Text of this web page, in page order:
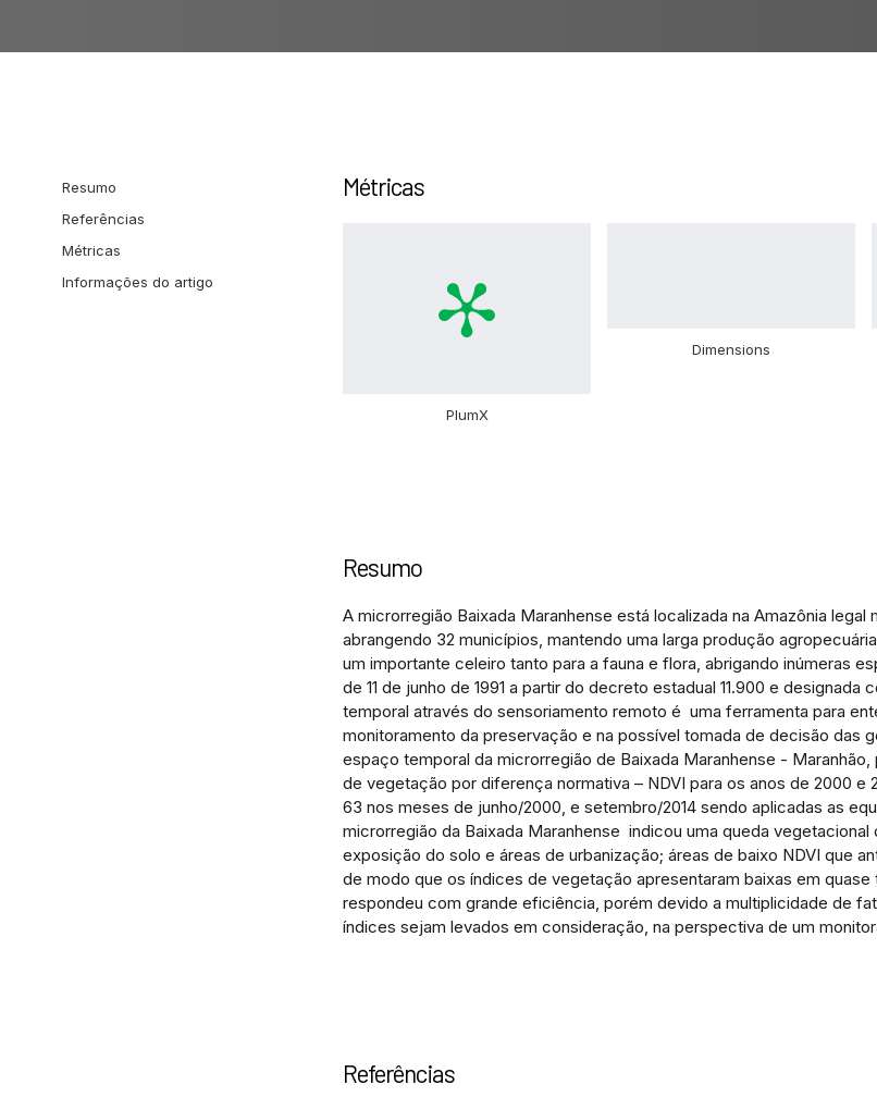
Resumo
Referências
Métricas
Informações do artigo
Métricas
PlumX
Dimensions
Resumo
A microrregião Baixada Maranhense está localizada na Amazônia
abrangendo 32 municípios, mantendo uma larga produção
um importante celeiro tanto para a fauna e flora, abrigando inúmeras
de 11 de junho de 1991 a partir do decreto estadual 11.900 e
temporal através do sensoriamento remoto é uma ferramenta para
monitoramento da preservação e na possível tomada de decisão das
espaço temporal da microrregião de Baixada Maranhense -
de vegetação por diferença normativa – NDVI para os anos de 2000
63 nos meses de junho/2000, e setembro/2014 sendo aplicadas as
microrregião da Baixada Maranhense indicou uma queda
exposição do solo e áreas de urbanização; áreas de baixo NDVI que
de modo que os índices de vegetação apresentaram baixas em
respondeu com grande eficiência, porém devido a multiplicidade de
índices sejam levados em consideração, na perspectiva de um
Referências